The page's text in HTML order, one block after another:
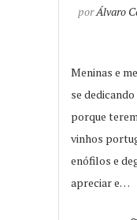
porÁlvaro
Meninas e
se
porque
vinhos
enófilos e
apreciar e…